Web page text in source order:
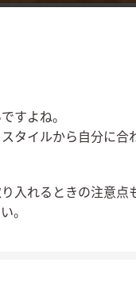
すよね。
タイルから自分に合
入れるときの注意点
。